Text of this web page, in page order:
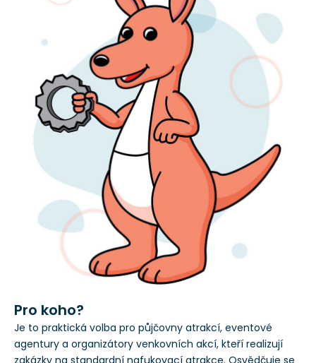
Pro koho?
Je to praktická volba pro půjčovny atrakcí, eventové
agentury a organizátory venkovních akcí, kteří realizují
zakázky na standardní nafukovací atrakce. Osvědčuje se